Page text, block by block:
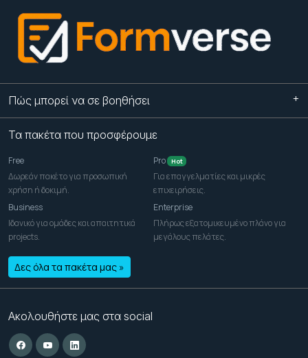
Πώς μπορεί να σε βοηθήσει
Τα πακέτα που προσφέρουμε
Free
Δωρεάν πακέτο για προσωπική
χρήση ή δοκιμή.
Pro Hot
Για επαγγελματίες και μικρές
επιχειρήσεις.
Business
Ιδανικό για ομάδες και απαιτητικά
projects.
Enterprise
Πλήρως εξατομικευμένο πλάνο για
μεγάλους πελάτες.
Δες όλα τα πακέτα μας »
Ακολουθήστε μας στα social